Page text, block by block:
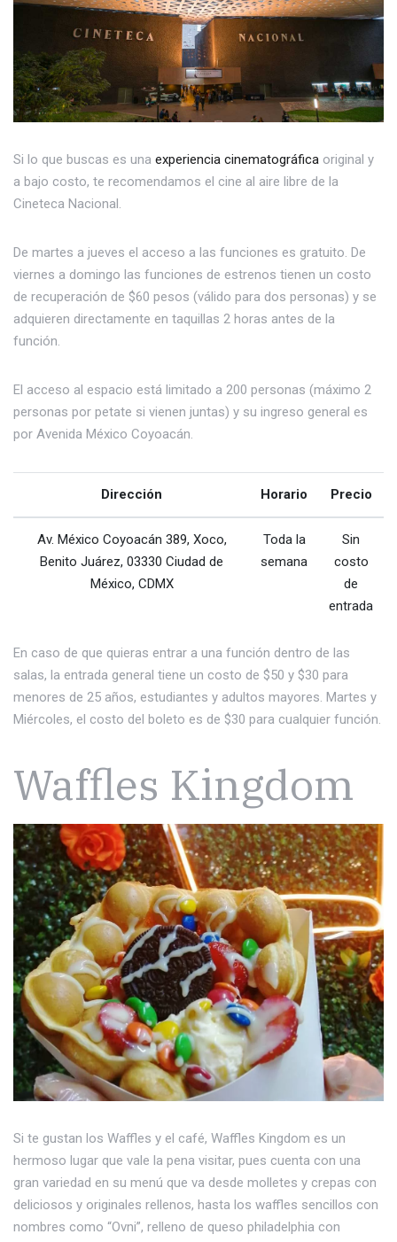
Si lo que buscas es una experiencia cinematográfica original y
a bajo costo, te recomendamos el cine al aire libre de la
Cineteca Nacional.
De martes a jueves el acceso a las funciones es gratuito. De
viernes a domingo las funciones de estrenos tienen un costo
de recuperación de $60 pesos (válido para dos personas) y se
adquieren directamente en taquillas 2 horas antes de la
función.
El acceso al espacio está limitado a 200 personas (máximo 2
personas por petate si vienen juntas) y su ingreso general es
por Avenida México Coyoacán.
Dirección Horario Precio
Av. México Coyoacán 389, Xoco,
Benito Juárez, 03330 Ciudad de
México, CDMX
Toda la
semana
Sin
costo
de
entrada
En caso de que quieras entrar a una función dentro de las
salas, la entrada general tiene un costo de $50 y $30 para
menores de 25 años, estudiantes y adultos mayores. Martes y
Miércoles, el costo del boleto es de $30 para cualquier función.
Waffles Kingdom
Si te gustan los Waffles y el café, Waffles Kingdom es un
hermoso lugar que vale la pena visitar, pues cuenta con una
gran variedad en su menú que va desde molletes y crepas con
deliciosos y originales rellenos, hasta los waffles sencillos con
nombres como “Ovni”, relleno de queso philadelphia con